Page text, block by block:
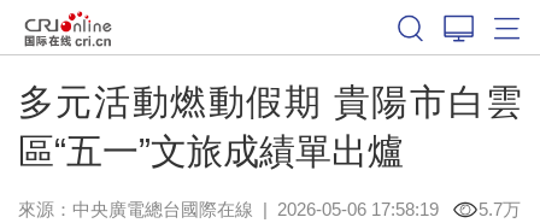
多元活動燃動假期 貴陽市白雲
區“五一”文旅成績單出爐
來源：中央廣電總台國際在線 | 2026-05-06 17:58:19 5.7万